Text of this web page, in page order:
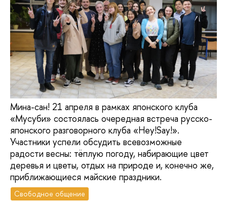
Мина-сан! 21 апреля в рамках японского клуба
«Мусуби» состоялась очередная встреча русско-
японского разговорного клуба «Hey!Say!».
Участники успели обсудить всевозможные
радости весны: тёплую погоду, набирающие цвет
деревья и цветы, отдых на природе и, конечно же,
приближающиеся майские праздники.
Свободное общение